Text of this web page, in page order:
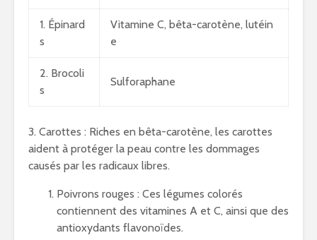
1. Épinard
s
Vitamine C, bêta-carotène, lutéin
e
2. Brocoli
s
Sulforaphane
3. Carottes : Riches en bêta-carotène, les carottes
aident à protéger la peau contre les dommages
causés par les radicaux libres.
Poivrons rouges : Ces légumes colorés
contiennent des vitamines A et C, ainsi que des
antioxydants flavonoïdes.